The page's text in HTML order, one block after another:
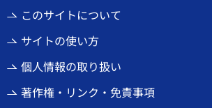
このサイトについて
サイトの使い方
個人情報の取り扱い
著作権・リンク・免責事項